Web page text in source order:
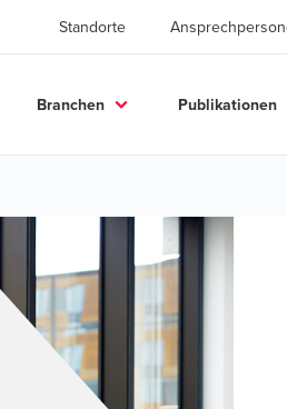
Standorte
Branchen Publikationen